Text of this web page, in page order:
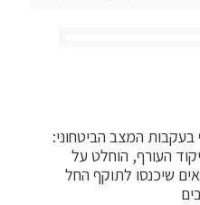
בעקבות המצב הביטחוני:
העורף, הוחלט על
שיכנסו לתוקף החל